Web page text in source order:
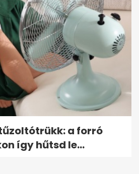
a forró
így hűtsd le...